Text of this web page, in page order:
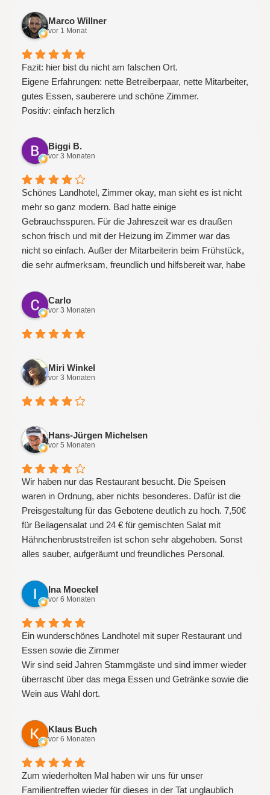
Marco Willner
vor 1 Monat
Fazit: hier bist du nicht am falschen Ort.
Eigene Erfahrungen: nette Betreiberpaar, nette Mitarbeiter,
gutes Essen, sauberere und schöne Zimmer.
Positiv: einfach herzlich
Biggi B.
vor 3 Monaten
Schönes Landhotel, Zimmer okay, man sieht es ist nicht
mehr so ganz modern. Bad hatte einige
Gebrauchsspuren. Für die Jahreszeit war es draußen
schon frisch und mit der Heizung im Zimmer war das
nicht so einfach. Außer der Mitarbeiterin beim Frühstück,
die sehr aufmerksam, freundlich und hilfsbereit war, habe
etwas unpersönlich. Gerade bei der Ankunft wäre ein
Ansprechpartner schon gut. Ohne Auto geht dort nichts,
wichtig zu wissen. Schade das, dass Restaurant
geschlossen hatte während meines Aufenthaltes, für
Carlo
vor 3 Monaten
Miri Winkel
vor 3 Monaten
Hans-Jürgen Michelsen
vor 5 Monaten
Wir haben nur das Restaurant besucht. Die Speisen
waren in Ordnung, aber nichts besonderes. Dafür ist die
Preisgestaltung für das Gebotene deutlich zu hoch. 7,50€
für Beilagensalat und 24 € für gemischten Salat mit
Hähnchenbruststreifen ist schon sehr abgehoben. Sonst
alles sauber, aufgeräumt und freundliches Personal.
Ina Moeckel
vor 6 Monaten
Ein wunderschönes Landhotel mit super Restaurant und
Essen sowie die Zimmer
Wir sind seid Jahren Stammgäste und sind immer wieder
überrascht über das mega Essen und Getränke sowie die
Wein aus Wahl dort.
Klaus Buch
vor 6 Monaten
Zum wiederholten Mal haben wir uns für unser
Familientreffen wieder für dieses in der Tat unglaublich